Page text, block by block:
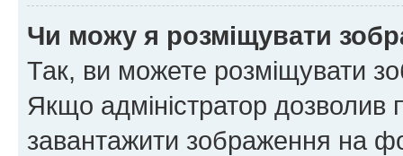
Чи можу я розміщувати
Так, ви можете розміщувати
Якщо адміністратор
завантажити зображення на